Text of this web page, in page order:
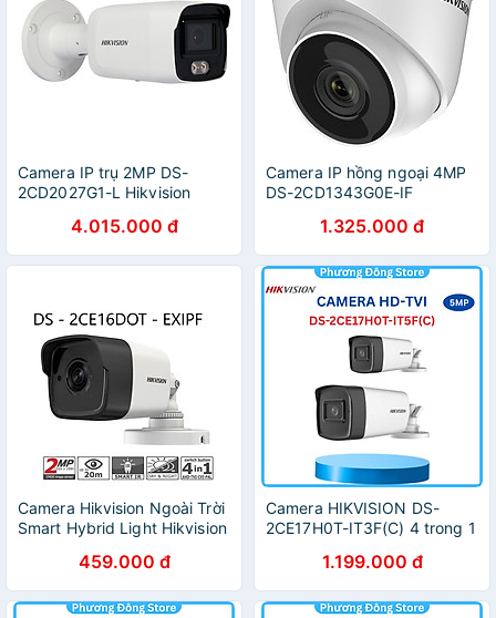
Camera IP trụ 2MP DS-
2CD2027G1-L Hikvision
4.015.000 đ
Camera IP hồng ngoại 4MP
DS-2CD1343G0E-IF
1.325.000 đ
Camera Hikvision Ngoài Trời
Smart Hybrid Light Hikvision
1080P, 20m, Ánh Sáng -
Hàng chính hãng
459.000 đ
Camera HIKVISION DS-
2CE17H0T-IT3F(C) 4 trong 1
hồng ngoại 40 mét, chống
ngược sáng - Hàng chính
hãng
1.199.000 đ